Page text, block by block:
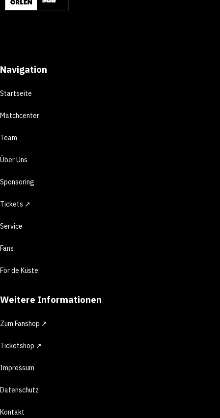
Navigation
Startseite
Matchcenter
Team
Über Uns
Sponsoring
Tickets ↗
Service
Fans
För de Küste
Weitere Informationen
Zum Fanshop ↗
Ticketshop ↗
Impressum
Datenschutz
Kontakt